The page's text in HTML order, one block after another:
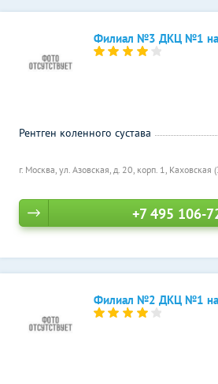
Филиал №3 ДКЦ №1 на
г. Москва, ул. Азовская, д. 20, корп. 1, Каховская
Рентген коленного сустава
+7 495 106-
Филиал №2 ДКЦ №1 на